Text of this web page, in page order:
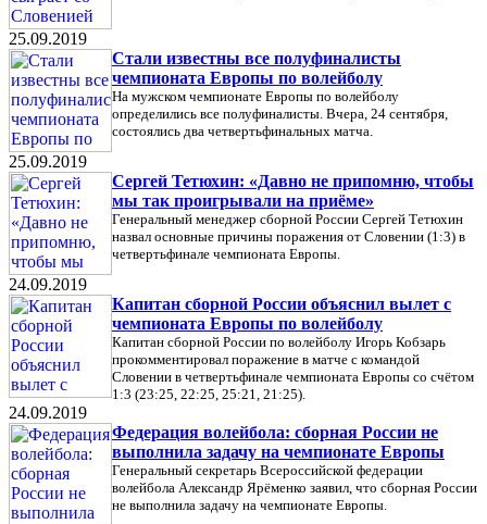
25.09.2019
Стали известны все полуфиналисты
чемпионата Европы по волейболу
На мужском чемпионате Европы по волейболу
определились все полуфиналисты. Вчера, 24 сентября,
состоялись два четвертьфинальных матча.
25.09.2019
Сергей Тетюхин: «Давно не припомню, чтобы
мы так проигрывали на приёме»
Генеральный менеджер сборной России Сергей Тетюхин
назвал основные причины поражения от Словении (1:3) в
четвертьфинале чемпионата Европы.
24.09.2019
Капитан сборной России объяснил вылет с
чемпионата Европы по волейболу
Капитан сборной России по волейболу Игорь Кобзарь
прокомментировал поражение в матче с командой
Словении в четвертьфинале чемпионата Европы со счётом
1:3 (23:25, 22:25, 25:21, 21:25).
24.09.2019
Федерация волейбола: сборная России не
выполнила задачу на чемпионате Европы
Генеральный секретарь Всероссийской федерации
волейбола Александр Ярёменко заявил, что сборная России
не выполнила задачу на чемпионате Европы.